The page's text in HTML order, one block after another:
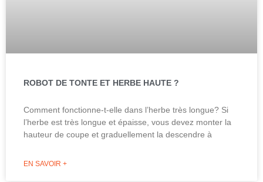
ROBOT DE TONTE ET HERBE HAUTE ?
Comment fonctionne-t-elle dans l’herbe très longue? Si
l’herbe est très longue et épaisse, vous devez monter la
hauteur de coupe et graduellement la descendre à
EN SAVOIR +